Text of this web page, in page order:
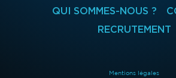
QUI SOMMES-NOUS ?
RECRUTEMENT
Mentions légales